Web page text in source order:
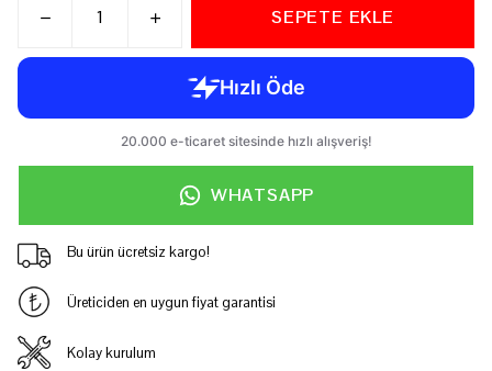
SEPETE EKLE
WHATSAPP
Bu ürün ücretsiz kargo!
Üreticiden en uygun fiyat garantisi
Kolay kurulum